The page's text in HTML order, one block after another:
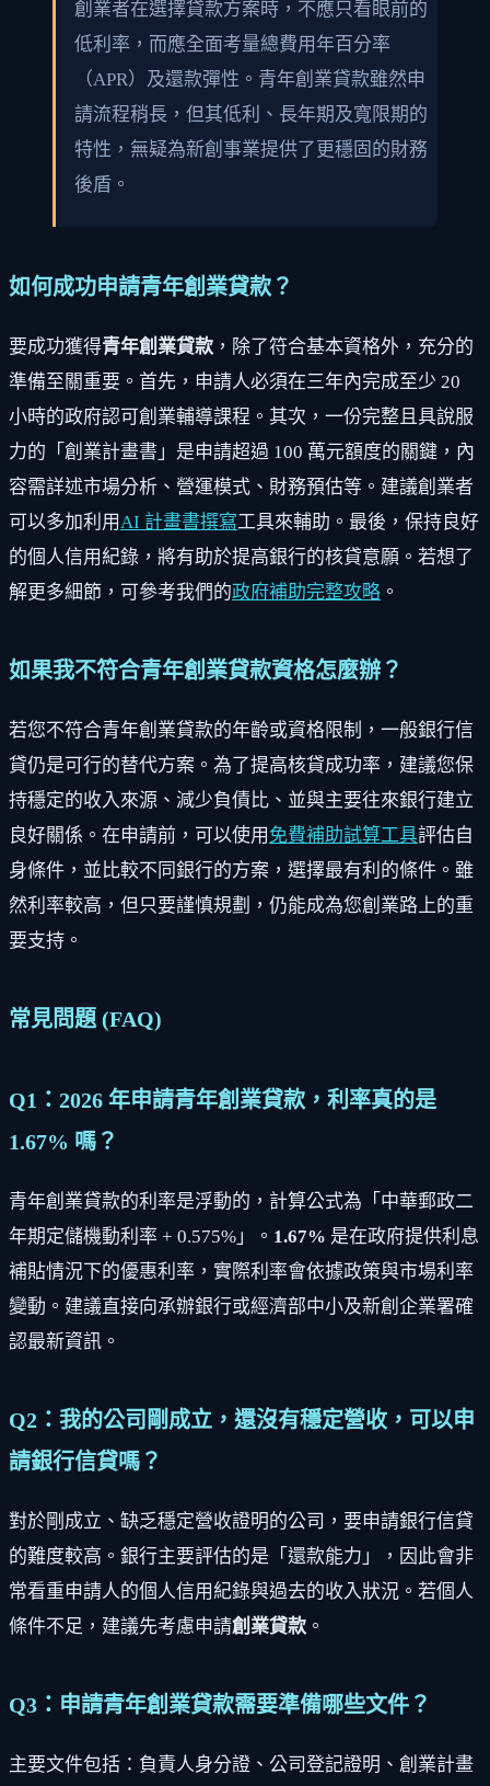
創業者在選擇貸款方案時，不應只看眼前的
低利率，而應全面考量總費用年百分率
（APR）及還款彈性。青年創業貸款雖然申
請流程稍長，但其低利、長年期及寬限期的
特性，無疑為新創事業提供了更穩固的財務
後盾。
如何成功申請青年創業貸款？
要成功獲得青年創業貸款 ，除了符合基本資格外，充分的
準備至關重要。首先，申請人必須在三年內完成至少 20
小時的政府認可創業輔導課程。其次，一份完整且具說服
力的「創業計畫書」是申請超過 100 萬元額度的關鍵，內
容需詳述市場分析、營運模式、財務預估等。建議創業者
可以多加利用 AI 計畫書撰寫工具來輔助。最後，保持良好
的個人信用紀錄，將有助於提高銀行的核貸意願。若想了
解更多細節，可參考我們的政府補助完整攻略 。
如果我不符合青年創業貸款資格怎麼辦？
若您不符合青年創業貸款的年齡或資格限制，一般銀行信
貸仍是可行的替代方案。為了提高核貸成功率，建議您保
持穩定的收入來源、減少負債比、並與主要往來銀行建立
良好關係。在申請前，可以使用 免費補助試算工具評估自
身條件，並比較不同銀行的方案，選擇最有利的條件。雖
然利率較高，但只要謹慎規劃，仍能成為您創業路上的重
要支持。
常見問題 (FAQ)
Q1：2026 年申請青年創業貸款，利率真的是
1.67% 嗎？
青年創業貸款的利率是浮動的，計算公式為「中華郵政二
年期定儲機動利率 + 0.575%」。 1.67% 是在政府提供利息
補貼情況下的優惠利率，實際利率會依據政策與市場利率
變動。建議直接向承辦銀行或經濟部中小及新創企業署確
認最新資訊。
Q2：我的公司剛成立，還沒有穩定營收，可以申
請銀行信貸嗎？
對於剛成立、缺乏穩定營收證明的公司，要申請銀行信貸
的難度較高。銀行主要評估的是「還款能力」，因此會非
常看重申請人的個人信用紀錄與過去的收入狀況。若個人
條件不足，建議先考慮申請創業貸款 。
Q3：申請青年創業貸款需要準備哪些文件？
主要文件包括：負責人身分證、公司登記證明、創業計畫